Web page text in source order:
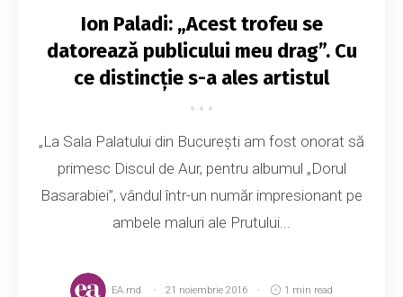
Ion Paladi: „Acest trofeu se
datorează publicului meu drag”. Cu
ce distincție s-a ales artistul
„La Sala Palatului din București am fost onorat să
primesc Discul de Aur, pentru albumul „Dorul
Basarabiei”, vândul într-un număr impresionant pe
ambele maluri ale Prutului...
EA.md 21 noiembrie 2016 1 min read